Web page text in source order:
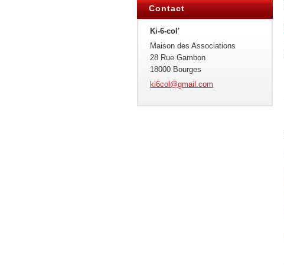
Contact
Ki-6-col'
Maison des Associations
28 Rue Gambon
18000 Bourges
ki6col@gmail.com